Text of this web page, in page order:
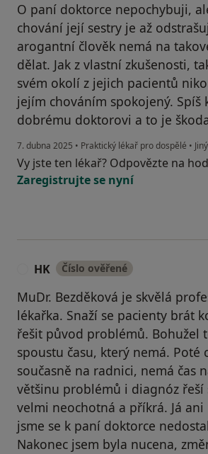
O paní doktorce nepochybuji,
chování její sestry je až
arogantní člověk nemá na
dělat. Jak z vlastní zkušenosti,
svém okolí z jejich pacientů
jejím chováním spokojený. Spíš
dobrému doktorovi a to je
7. dubna 2025 • Praktický lékař pro dospělé • Jiný
Vy jste ten lékař? Odpovězte na
Zaregistrujte se nyní
HK Číslo ověřené
MuDr. Bezděková je skvělá
lékařka. Snaží se pacienty brát
řešit původ problémů. Bohužel
spoustu času, který nemá. Poté
současně na radnici, nemá čas
většinu problémů i diagnóz řeší
velmi neochotná a příkrá. Já
jsme se k paní doktorce
Nakonec jsem byla nucena,